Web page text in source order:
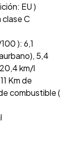
EU )
C
): 6,1
5,4
km/l
Km de
combustible (